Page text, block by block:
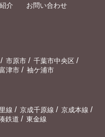
介 お問い合わせ
/ 市原市 / 千葉市中央区 /
津市 / 袖ケ浦市
線 / 京成千原線 / 京成本線 /
鉄道 / 東金線